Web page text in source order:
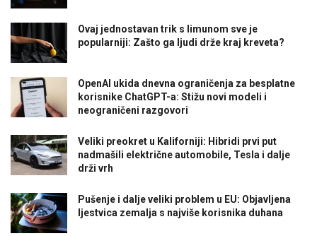
Ovaj jednostavan trik s limunom sve je
popularniji: Zašto ga ljudi drže kraj kreveta?
OpenAI ukida dnevna ograničenja za besplatne
korisnike ChatGPT-a: Stižu novi modeli i
neograničeni razgovori
Veliki preokret u Kaliforniji: Hibridi prvi put
nadmašili električne automobile, Tesla i dalje
drži vrh
Pušenje i dalje veliki problem u EU: Objavljena
ljestvica zemalja s najviše korisnika duhana